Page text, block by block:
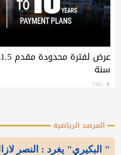
سنة
TMG
المرصد الرياضية
" البكيري" يغرد : النصر